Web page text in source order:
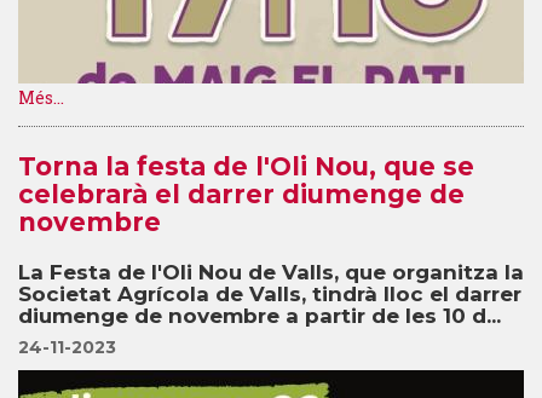
Més...
Torna la festa de l'Oli Nou, que se
celebrarà el darrer diumenge de
novembre
La Festa de l'Oli Nou de Valls, que organitza la
Societat Agrícola de Valls, tindrà lloc el darrer
diumenge de novembre a partir de les 10 d...
24-11-2023